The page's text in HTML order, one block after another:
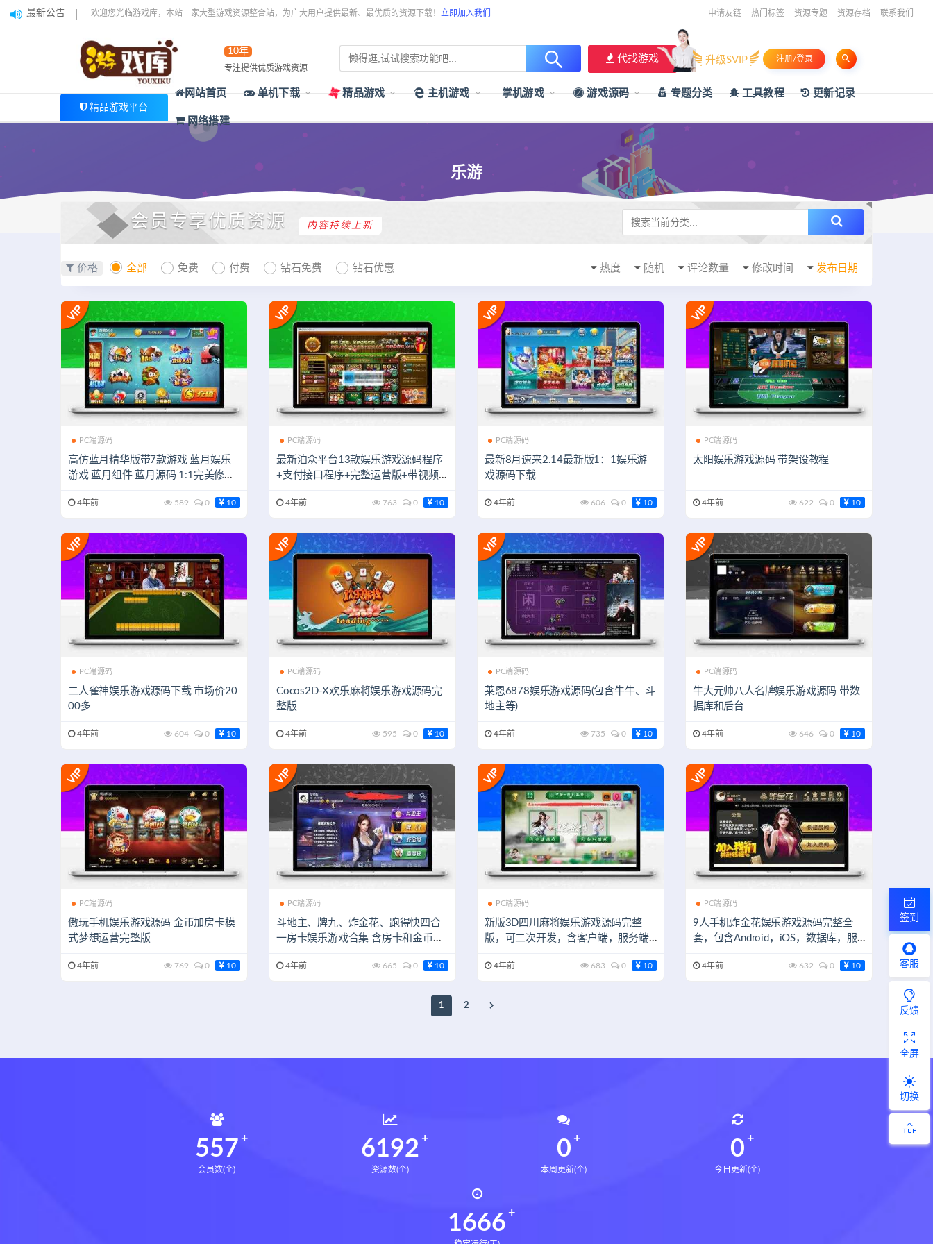
最新公告 欢迎您光临游戏库，本站一家大型游戏资源整合站，为广大用户提供最新、最优质的资源下载！ 立即加入我们 申请友链 热门标签 资源专题 资源存档 联系我们
10年
专注提供优质游戏资源
代找游戏 升级SVIP 注册/登录
精品游戏平台
网站首页 单机下载 精品游戏 主机游戏 掌机游戏 游戏源码 专题分类 工具教程 更新记录
网络搭建
乐游
会员专享优质资源 内容持续上新
价格 全部 免费 付费 钻石免费 钻石优惠 发布日期
修改时间
评论数量
随机
热度
PC端源码
高仿蓝月精华版带7款游戏 蓝月娱乐
游戏 蓝月组件 蓝月源码 1:1完美修复
4年前 589 0 10
PC端源码
最新泊众平台13款娱乐游戏源码程序
+支付接口程序+完整运营版+带视频
4年前 763 0 10
PC端源码
最新8月速来2.14最新版1：1娱乐游
戏源码下载
4年前 606 0 10
PC端源码
太阳娱乐游戏源码 带架设教程
4年前 622 0 10
PC端源码
二人雀神娱乐游戏源码下载 市场价20
00多
4年前 604 0 10
PC端源码
Cocos2D-X欢乐麻将娱乐游戏源码完
整版
4年前 595 0 10
PC端源码
莱恩6878娱乐游戏源码(包含牛牛、斗
地主等)
4年前 735 0 10
PC端源码
牛大元帅八人名牌娱乐游戏源码 带数
据库和后台
4年前 646 0 10
PC端源码
傲玩手机娱乐游戏源码 金币加房卡模
式梦想运营完整版
4年前 769 0 10
PC端源码
斗地主、牌九、炸金花、跑得快四合
一房卡娱乐游戏合集 含房卡和金币模
4年前 665 0 10
PC端源码
新版3D四川麻将娱乐游戏源码完整
版，可二次开发，含客户端，服务端
4年前 683 0 10
PC端源码
9人手机炸金花娱乐游戏源码完整全
套，包含Android，iOS，数据库，服
4年前 632 0 10
1 2
560
会员数(个)
6231
资源数(个)
0
本周更新(个)
0
今日更新(个)
1677
签到
客服
反馈
全屏
切换